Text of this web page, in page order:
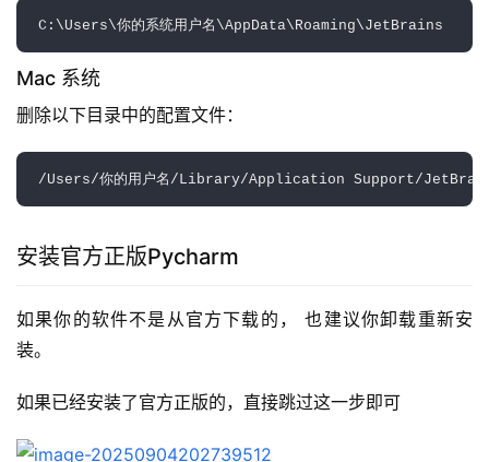
Mac 系统
删除以下目录中的配置文件：
安装官方正版Pycharm
如果你的软件不是从官方下载的， 也建议你卸载重新安
装。
如果已经安装了官方正版的，直接跳过这一步即可